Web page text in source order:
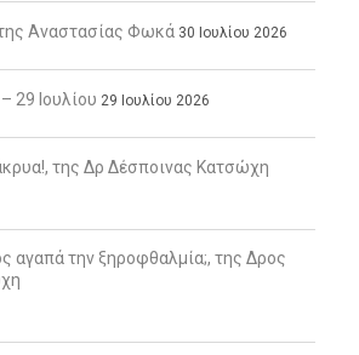
της Αναστασίας Φωκά 30 Ιουλίου 2026
29 Ιουλίου 29 Ιουλίου 2026
της Δρ Δέσποινας Κατσώχη
αγαπά την ξηροφθαλμία;, της Δρος